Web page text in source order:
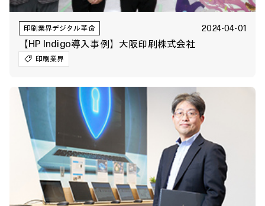
印刷業界デジタル革命 2024-04-01
【HP Indigo導入事例】大阪印刷株式会社
印刷業界